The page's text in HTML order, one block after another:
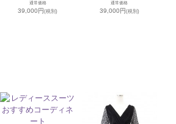
通常価格
39,000円(税別)
通常価格
39,000円 (税別)